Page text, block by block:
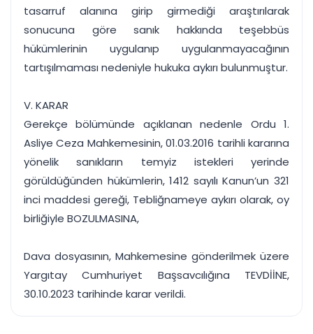
tasarruf alanına girip girmediği araştırılarak
sonucuna göre sanık hakkında teşebbüs
hükümlerinin uygulanıp uygulanmayacağının
tartışılmaması nedeniyle hukuka aykırı bulunmuştur.
V. KARAR
Gerekçe bölümünde açıklanan nedenle Ordu 1.
Asliye Ceza Mahkemesinin, 01.03.2016 tarihli kararına
yönelik sanıkların temyiz istekleri yerinde
görüldüğünden hükümlerin, 1412 sayılı Kanun’un 321
inci maddesi gereği, Tebliğnameye aykırı olarak, oy
birliğiyle BOZULMASINA,
Dava dosyasının, Mahkemesine gönderilmek üzere
Yargıtay Cumhuriyet Başsavcılığına TEVDİİNE,
30.10.2023 tarihinde karar verildi.